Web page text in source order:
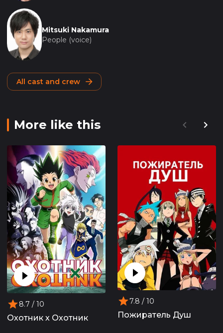
Mitsuki Nakamura
People (voice)
All cast and crew
More like this
8.7 / 10
Охотник х Охотник
7.8 / 10
Пожиратель Душ